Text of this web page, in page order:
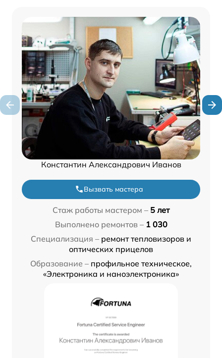
Константин Александрович Иванов
Вызвать мастера
Стаж работы мастером – 5 лет
Выполнено ремонтов – 1 030
Специализация – ремонт тепловизоров и
оптических прицелов
Образование – профильное техническое,
«Электроника и наноэлектроника»